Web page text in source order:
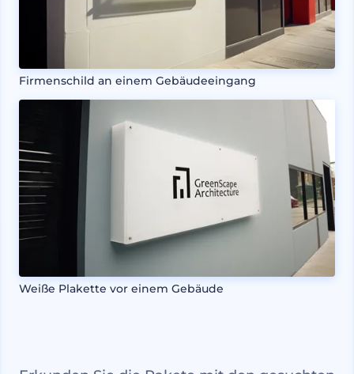
Firmenschild an einem Gebäudeeingang
Weiße Plakette vor einem Gebäude